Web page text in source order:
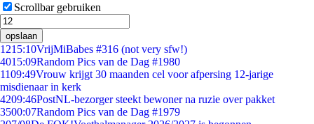
Scrollbar gebruiken
opslaan
1215:10VrijMiBabes #316 (not very sfw!)
4015:09Random Pics van de Dag #1980
1109:49Vrouw krijgt 30 maanden cel voor afpersing 12-jarige
misdienaar in kerk
4209:46PostNL-bezorger steekt bewoner na ruzie over pakket
3500:07Random Pics van de Dag #1979